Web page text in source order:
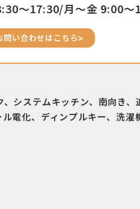
〜17:30/月〜金 9:00
問い合わせはこちら
システムキッチン、南向き
化、ディンプルキー、洗濯